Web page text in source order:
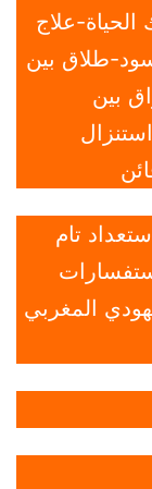
علاج
طلاق بين
بين
تام
المغربي